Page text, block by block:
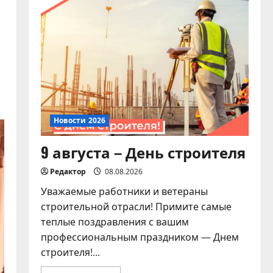
«Дорогами Славы»
5
Новости 2026
Памятка для владельцев
домашних питомцев!
07.08.2026
Новости 2026
9 августа – День строителя
Редактор 08.08.2026
Уважаемые работники и ветераны
строительной отрасли! Примите самые
теплые поздравления с вашим
профессиональным праздником — Днем
строителя!...